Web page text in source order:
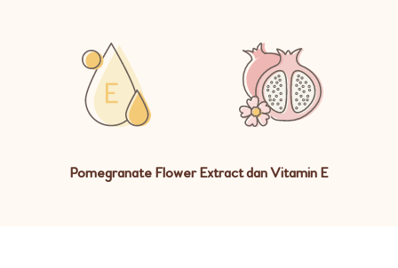
Pomegranate Flower Extract dan Vitamin E